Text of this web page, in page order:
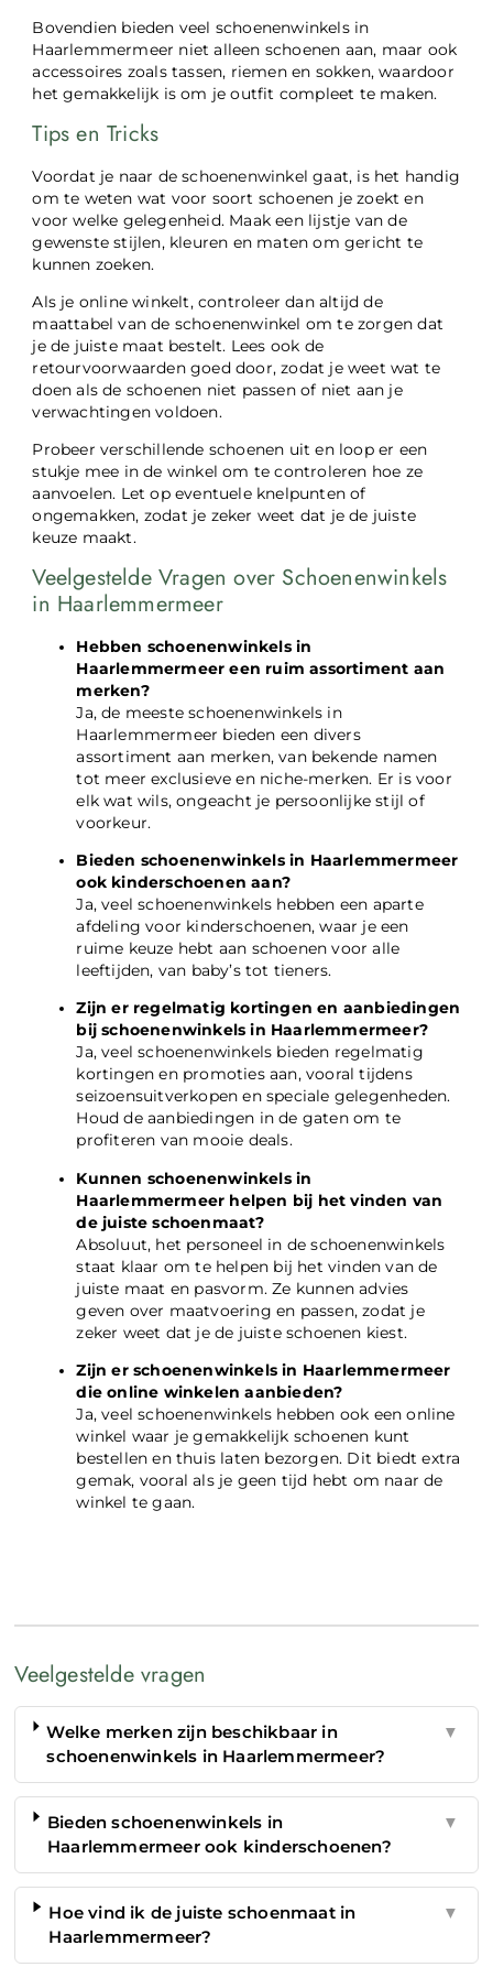
Bovendien bieden veel schoenenwinkels in
Haarlemmermeer niet alleen schoenen aan, maar ook
accessoires zoals tassen, riemen en sokken, waardoor
het gemakkelijk is om je outfit compleet te maken.
Tips en Tricks
Voordat je naar de schoenenwinkel gaat, is het handig
om te weten wat voor soort schoenen je zoekt en
voor welke gelegenheid. Maak een lijstje van de
gewenste stijlen, kleuren en maten om gericht te
kunnen zoeken.
Als je online winkelt, controleer dan altijd de
maattabel van de schoenenwinkel om te zorgen dat
je de juiste maat bestelt. Lees ook de
retourvoorwaarden goed door, zodat je weet wat te
doen als de schoenen niet passen of niet aan je
verwachtingen voldoen.
Probeer verschillende schoenen uit en loop er een
stukje mee in de winkel om te controleren hoe ze
aanvoelen. Let op eventuele knelpunten of
ongemakken, zodat je zeker weet dat je de juiste
keuze maakt.
Veelgestelde Vragen over Schoenenwinkels
in Haarlemmermeer
Hebben schoenenwinkels in
Haarlemmermeer een ruim assortiment aan
merken?
Ja, de meeste schoenenwinkels in
Haarlemmermeer bieden een divers
assortiment aan merken, van bekende namen
tot meer exclusieve en niche-merken. Er is voor
elk wat wils, ongeacht je persoonlijke stijl of
voorkeur.
Bieden schoenenwinkels in Haarlemmermeer
ook kinderschoenen aan?
Ja, veel schoenenwinkels hebben een aparte
afdeling voor kinderschoenen, waar je een
ruime keuze hebt aan schoenen voor alle
leeftijden, van baby’s tot tieners.
Zijn er regelmatig kortingen en aanbiedingen
bij schoenenwinkels in Haarlemmermeer?
Ja, veel schoenenwinkels bieden regelmatig
kortingen en promoties aan, vooral tijdens
seizoensuitverkopen en speciale gelegenheden.
Houd de aanbiedingen in de gaten om te
profiteren van mooie deals.
Kunnen schoenenwinkels in
Haarlemmermeer helpen bij het vinden van
de juiste schoenmaat?
Absoluut, het personeel in de schoenenwinkels
staat klaar om te helpen bij het vinden van de
juiste maat en pasvorm. Ze kunnen advies
geven over maatvoering en passen, zodat je
zeker weet dat je de juiste schoenen kiest.
Zijn er schoenenwinkels in Haarlemmermeer
die online winkelen aanbieden?
Ja, veel schoenenwinkels hebben ook een online
winkel waar je gemakkelijk schoenen kunt
bestellen en thuis laten bezorgen. Dit biedt extra
gemak, vooral als je geen tijd hebt om naar de
winkel te gaan.
Veelgestelde vragen
Welke merken zijn beschikbaar in
schoenenwinkels in Haarlemmermeer?
▼
Bieden schoenenwinkels in
Haarlemmermeer ook kinderschoenen?
▼
Hoe vind ik de juiste schoenmaat in
Haarlemmermeer?
▼